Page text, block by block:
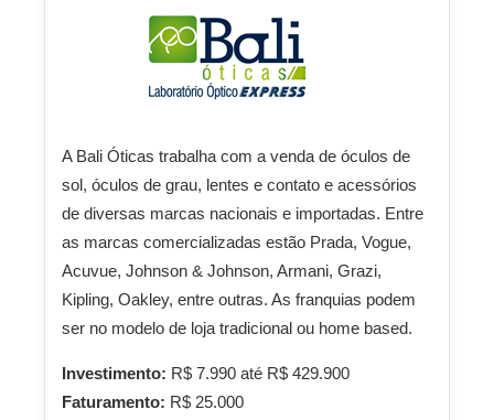
A Bali Óticas trabalha com a venda de óculos de
sol, óculos de grau, lentes e contato e acessórios
de diversas marcas nacionais e importadas. Entre
as marcas comercializadas estão Prada, Vogue,
Acuvue, Johnson & Johnson, Armani, Grazi,
Kipling, Oakley, entre outras. As franquias podem
ser no modelo de loja tradicional ou home based.
Investimento: R$ 7.990 até R$ 429.900
Faturamento: R$ 25.000